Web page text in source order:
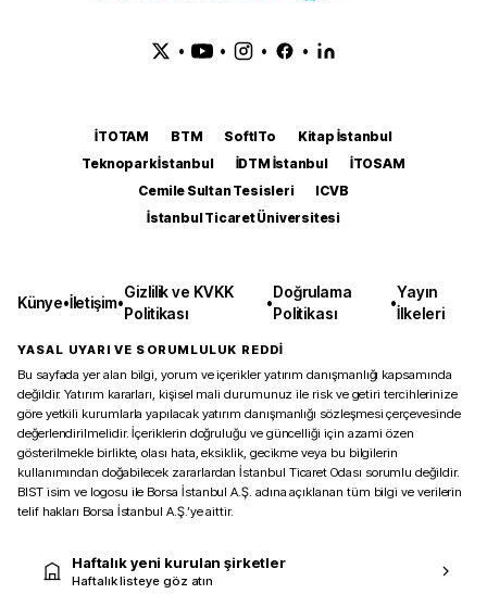
• • • •
İTOTAM BTM SoftITo
Kitap İstanbul
Teknopark İstanbul
İDTM İstanbul
İTOSAM
Cemile Sultan Tesisleri
ICVB
İstanbul Ticaret Üniversitesi
Künye•İletişim•
Gizlilik ve KVKK
Politikası
•
Doğrulama
Politikası
•
Yayın
İlkeleri
YASAL UYARI VE SORUMLULUK REDDİ
Bu sayfada yer alan bilgi, yorum ve içerikler yatırım danışmanlığı kapsamında
değildir. Yatırım kararları, kişisel mali durumunuz ile risk ve getiri tercihlerinize
göre yetkili kurumlarla yapılacak yatırım danışmanlığı sözleşmesi çerçevesinde
değerlendirilmelidir. İçeriklerin doğruluğu ve güncelliği için azami özen
gösterilmekle birlikte, olası hata, eksiklik, gecikme veya bu bilgilerin
kullanımından doğabilecek zararlardan İstanbul Ticaret Odası sorumlu değildir.
BIST isim ve logosu ile Borsa İstanbul A.Ş. adına açıklanan tüm bilgi ve verilerin
telif hakları Borsa İstanbul A.Ş.’ye aittir.
Haftalık yeni kurulan şirketler
Haftalık listeye göz atın